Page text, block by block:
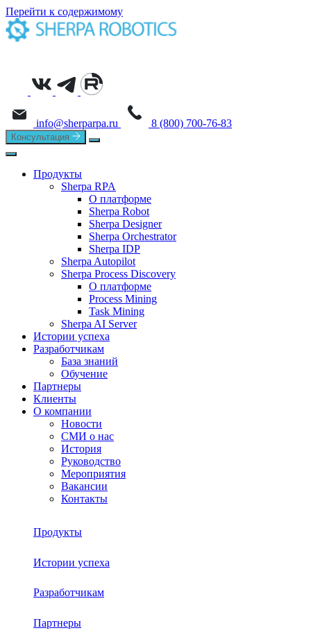
Перейти к содержимому
info@sherparpa.ru 8 (800) 700-76-83
Консультация
Продукты
Sherpa RPA
О платформе
Sherpa Robot
Sherpa Designer
Sherpa Orchestrator
Sherpa IDP
Sherpa Autopilot
Sherpa Process Discovery
О платформе
Process Mining
Task Mining
Sherpa AI Server
Истории успеха
Разработчикам
База знаний
Обучение
Партнеры
Клиенты
О компании
Новости
СМИ о нас
История
Руководство
Мероприятия
Вакансии
Контакты
Продукты
Sherpa RPA
Истории успеха
Разработчикам
База знаний
Партнеры